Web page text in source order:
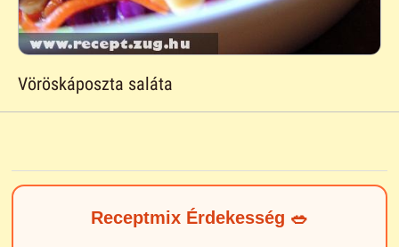
Vöröskáposzta saláta
Receptmix Érdekesség 🥗